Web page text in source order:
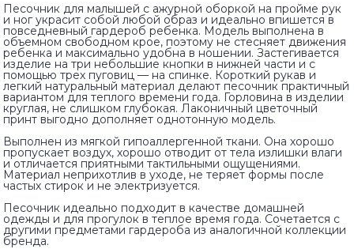
Песочник для малышей с ажурной оборкой на пройме рук
и ног украсит собой любой образ и идеально впишется в
повседневный гардероб ребенка. Модель выполнена в
объемном свободном крое, поэтому не стесняет движения
ребенка и максимально удобна в ношении. Застегивается
изделие на три небольшие кнопки в нижней части и с
помощью трех пуговиц — на спинке. Короткий рукав и
легкий натуральный материал делают песочник практичный
вариантом для теплого времени года. Горловина в изделии
круглая, не слишком глубокая. Лаконичный цветочный
принт выгодно дополняет однотонную модель.
Выполнен из мягкой гипоаллергенной ткани. Она хорошо
пропускает воздух, хорошо отводит от тела излишки влаги
и отличается приятными тактильными ощущениями.
Материал неприхотлив в уходе, не теряет формы после
частых стирок и не электризуется.
Песочник идеально подходит в качестве домашней
одежды и для прогулок в теплое время года. Сочетается с
другими предметами гардероба из аналогичной коллекции
бренда.